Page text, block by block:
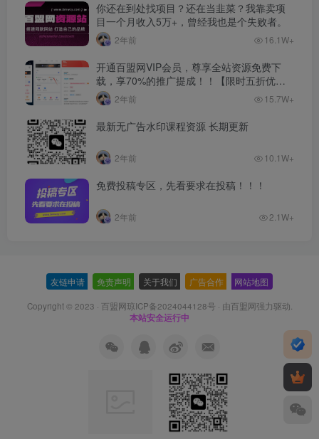
你还在到处找项目？还在当韭菜？我靠卖项
目一个月收入5万+，曾经我也是个失败者。
2年前 16.1W+
开通百盟网VIP会员，尊享全站资源免费下
载，享70%的推广提成！！【限时五折优
惠】2年前 15.7W+
最新无广告水印课程资源 长期更新
2年前 10.1W+
免费投稿专区，先看要求在投稿！！！
2年前 2.1W+
友链申请 免责声明 关于我们 广告合作 网站地图
Copyright © 2023 · 百盟网琼ICP备2024044128号 · 由百盟网强力驱动.
本站安全运行中